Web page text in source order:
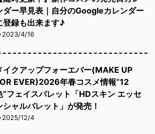
ダー早見表｜自分のGoogleカレンダー
登録も出来ます♪
2023/4/16
イクアップフォーエバー(MAKE UP
EVER)2026年春コスメ情報”12
”フェイスパレット「HDスキン エッセ
シャルパレット」が発売！
2025/12/4